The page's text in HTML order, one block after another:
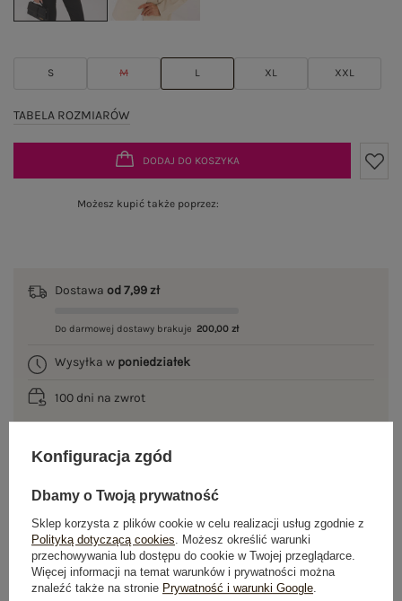
S M L XL XXL
TABELA ROZMIARÓW
DODAJ DO KOSZYKA
Możesz kupić także poprzez:
Dostawa od 7,99 zł
Do darmowej dostawy brakuje 200,00 zł
Wysyłka w poniedziałek
100 dni na zwrot
GŁÓWNE PARAMETRY
OPINIE O PRODUKCIE (1)
Konfiguracja zgód
Dbamy o Twoją prywatność
Sklep korzysta z plików cookie w celu realizacji usług zgodnie z
Polityką dotyczącą cookies. Możesz określić warunki
przechowywania lub dostępu do cookie w Twojej przeglądarce.
Więcej informacji na temat warunków i prywatności można
znaleźć także na stronie Prywatność i warunki Google.